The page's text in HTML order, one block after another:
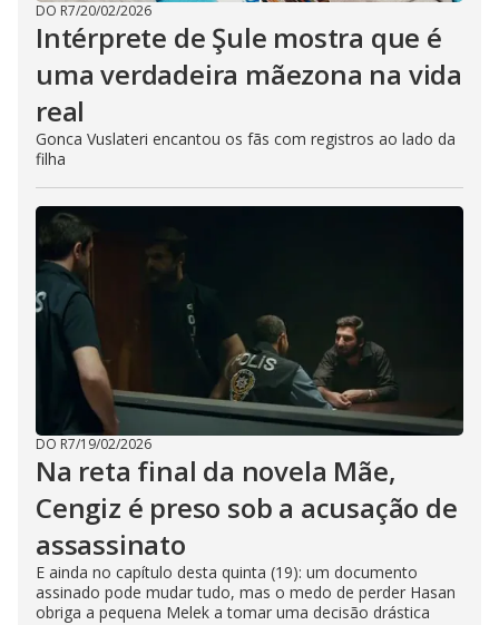
DO R7/20/02/2026
Intérprete de Şule mostra que é
uma verdadeira mãezona na vida
real
Gonca Vuslateri encantou os fãs com registros ao lado da
filha
DO R7/19/02/2026
Na reta final da novela Mãe,
Cengiz é preso sob a acusação de
assassinato
E ainda no capítulo desta quinta (19): um documento
assinado pode mudar tudo, mas o medo de perder Hasan
obriga a pequena Melek a tomar uma decisão drástica